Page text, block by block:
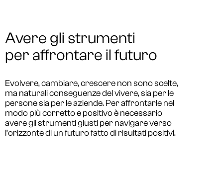
Avere gli strumenti
per affrontare il futuro
Evolvere, cambiare, crescere non sono scelte,
ma naturali conseguenze del vivere, sia per le
persone sia per le aziende. Per affrontarle nel
modo più corretto e positivo è necessario
avere gli strumenti giusti per navigare verso
l’orizzonte di un futuro fatto di risultati positivi.